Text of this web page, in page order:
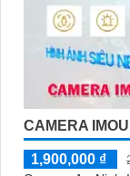
CAMERA
1,900,000 ₫